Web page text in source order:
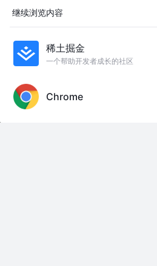
292
浅析微信支付：查询订单和关闭订单
YClimb 7年前 4.1k 2
订单30分钟未支付自动取消怎么实现？
友情链接：
继续浏览内容
稀土掘金
一个帮助开发者成长的社区
Chrome